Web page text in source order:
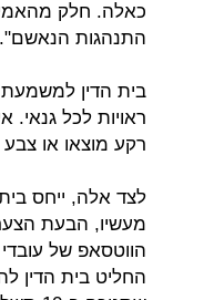
כאלה. חלק
התנהגות הנאשם".
בית הדין
ראויות לכל גנאי.
רקע מוצאו או צבע
לצד אלה, ייחס
מעשיו, הבעת
הווטסאפ של
החליט בית הדין